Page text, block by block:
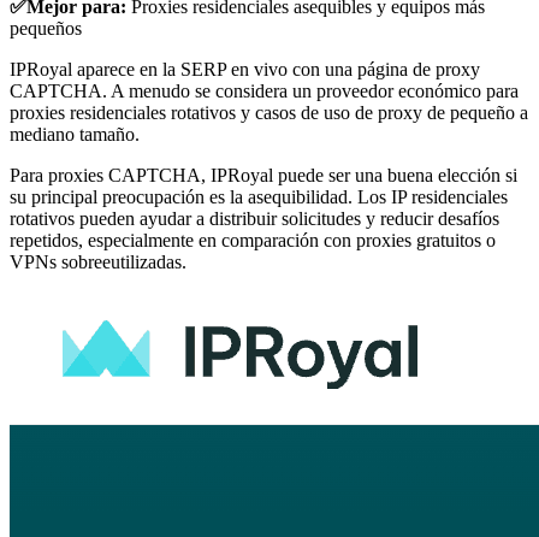
✅Mejor para: Proxies residenciales asequibles y equipos más
pequeños
IPRoyal aparece en la SERP en vivo con una página de proxy
CAPTCHA. A menudo se considera un proveedor económico para
proxies residenciales rotativos y casos de uso de proxy de pequeño a
mediano tamaño.
Para proxies CAPTCHA, IPRoyal puede ser una buena elección si
su principal preocupación es la asequibilidad. Los IP residenciales
rotativos pueden ayudar a distribuir solicitudes y reducir desafíos
repetidos, especialmente en comparación con proxies gratuitos o
VPNs sobreeutilizadas.